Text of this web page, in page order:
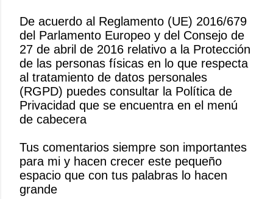
P
u
b
l
i
c
a
u
n
c
o
De acuerdo al Reglamento (UE) 2016/679
del Parlamento Europeo y del Consejo de
27 de abril de 2016 relativo a la Protección
de las personas físicas en lo que respecta
al tratamiento de datos personales
(RGPD) puedes consultar la Política de
Privacidad que se encuentra en el menú
de cabecera
Tus comentarios siempre son importantes
para mi y hacen crecer este pequeño
espacio que con tus palabras lo hacen
grande